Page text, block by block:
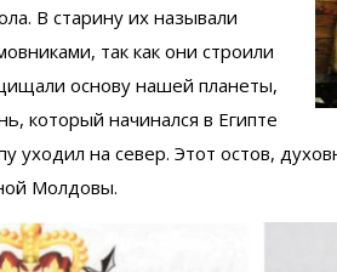
В старину их называли
так как они строили
основу нашей планеты,
который начинался в Египте
уходил на север. Этот остов,
Молдовы.